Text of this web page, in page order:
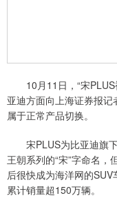
10月11日，“宋PLUS
亚迪方面向上海证券报记
属于正常产品切换。
宋PLUS为比亚迪旗下
王朝系列的“宋”字命名
后很快成为海洋网的
累计销量超150万辆。